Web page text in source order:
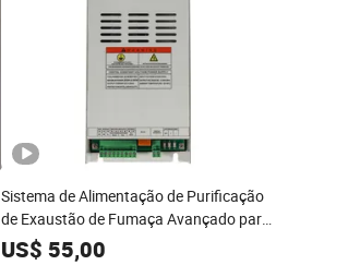
Sistema de Alimentação de Purificação
de Exaustão de Fumaça Avançado para
Uso Industrial
US$ 55,00